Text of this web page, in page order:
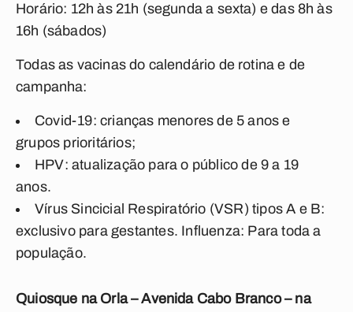
Horário: 12h às 21h (segunda a sexta) e das 8h às
16h (sábados)
Todas as vacinas do calendário de rotina e de
campanha:
Covid-19: crianças menores de 5 anos e
grupos prioritários;
HPV: atualização para o público de 9 a 19
anos.
Vírus Sincicial Respiratório (VSR) tipos A e B:
exclusivo para gestantes. Influenza: Para toda a
população.
Quiosque na Orla – Avenida Cabo Branco – na